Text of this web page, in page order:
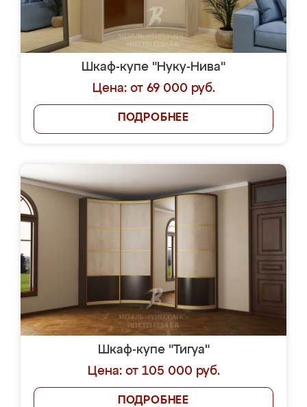
Шкаф-купе "Нуку-Нива"
Цена: от 69 000 руб.
ПОДРОБНЕЕ
Шкаф-купе "Тигуа"
Цена: от 105 000 руб.
ПОДРОБНЕЕ